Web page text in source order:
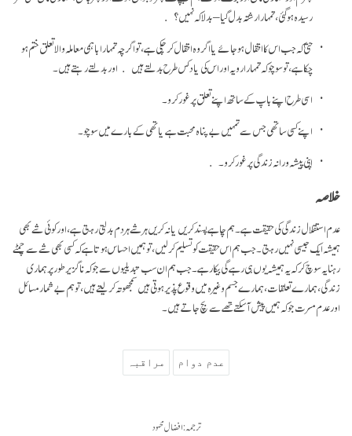
رسیدہ ہو گئی، تمہارا رشتہ بدل گیا –بدلا کہ نہیں؟
حتیٰ کہ جب اس کا انتقال ہو جائے یا اگر وہ انتقال کر چکی ہے، تو اگرچہ تمہارا باہمی معاملہ والا تعلق ختم ہو
چکا ہے، تو سوچو کہ تمہارا رویہ اور اس کی یاد کس طرح بدلتے ہیں اور بدلتے رہتے ہیں۔
اسی طرح اپنے باپ کے ساتھ اپنے تعلق پر غور کرو۔
اپنے کسی ساتھی جس سے تمہیں بے پناہ محبت ہے یا تھی کے بارے میں سوچو۔
اپنی پیشہ ورانہ زندگی پر غور کرو۔
خلاصہ
عدم استقلال زندگی کی حقیقت ہے۔ ہم چاہے پسند کریں یا نہ کریں ہر شے ہر دم بدلتی رہتی ہے، اور کوئی شے بھی
ہمیشہ ایک جیسی نہیں رہتی۔ جب ہم اس حقیقت کو تسلیم کر لیں، تو ہمیں احساس ہوتا ہے کہ کسی بھی شے سے چمٹے
رہنا یہ سوچ کر کہ یہ ہمیشہ یوں ہی رہے گی بیکار ہے۔ جب ہم ان سب تبدیلیوں سے جو کہ نا گزیر طور پر ہماری
زندگی، ہمارے تعلقات، ہمارے جسم وغیرہ میں وقوع پذیر ہوتی ہیں سمجھوتہ کر لیتے ہیں، تو ہم بے شمار مسائل
اور عدم مسرت جو کہ ہمیں پیش آ سکتے تھے سے بچ جاتے ہیں۔
عدم دوام مراقبہ
ترجمہ: افضال محمود